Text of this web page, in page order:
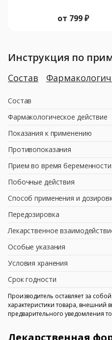
от 799₽
Инструкция по
Состав
Состав
Фармакологическое действие
Показания к применению
Противопоказания
Прием во время
Побочные действия
Способ применения и
Передозировка
Лекарственное
Особые указания
Условия хранения
Срок годности
Производитель оставляет за
характеристики товара, внешний
предварительного уведомления
Лекарственная